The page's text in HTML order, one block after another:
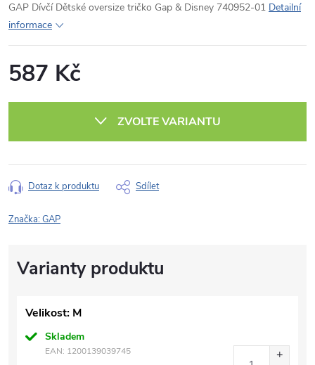
GAP Dívčí Dětské oversize tričko Gap & Disney 740952-01 Detailní
informace
587 Kč
ZVOLTE VARIANTU
Dotaz k produktu Sdílet
Značka:GAP
Velikost: M
Skladem
EAN: 1200139039745